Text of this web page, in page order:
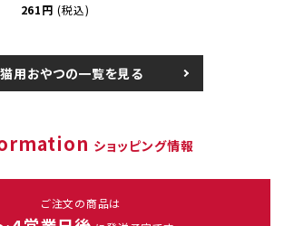
261円 (税込)
猫用おやつの一覧を見る
ショッピング情報
ご注文の商品は